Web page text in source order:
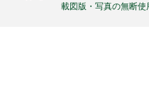
載図版・写真の無断